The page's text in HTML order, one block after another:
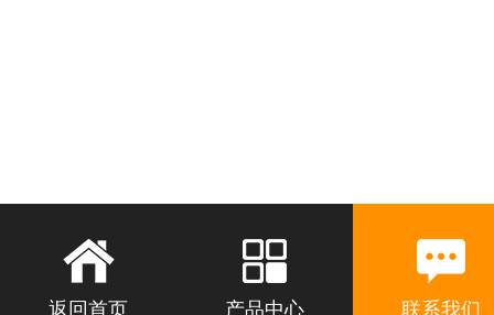
返回首页 产品中心 联系我们